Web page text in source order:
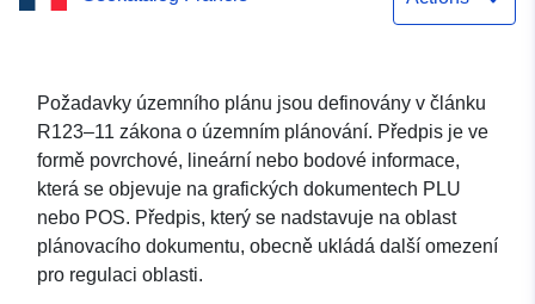
srpna 1994) obce
stahování dat (WFS):
Lineární požadavky POS
(dokument ze dne 25.
srpna 1994) obce
Soulangis
Požadavky územního plánu jsou definovány v článku
R123–11 zákona o územním plánování. Předpis je ve
formě povrchové, lineární nebo bodové informace,
která se objevuje na grafických dokumentech PLU
nebo POS. Předpis, který se nadstavuje na oblast
plánovacího dokumentu, obecně ukládá další omezení
pro regulaci oblasti.